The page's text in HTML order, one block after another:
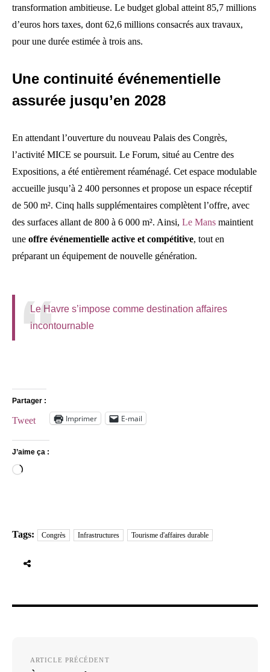
transformation ambitieuse. Le budget global atteint 85,7 millions
d’euros hors taxes, dont 62,6 millions consacrés aux travaux,
pour une durée estimée à trois ans.
Une continuité événementielle
assurée jusqu’en 2028
En attendant l’ouverture du nouveau Palais des Congrès,
l’activité MICE se poursuit. Le Forum, situé au Centre des
Expositions, a été entièrement réaménagé. Cet espace modulable
accueille jusqu’à 2 400 personnes et propose un espace réceptif
de 500 m². Cinq halls supplémentaires complètent l’offre, avec
des surfaces allant de 800 à 6 000 m². Ainsi, Le Mans maintient
une offre événementielle active et compétitive, tout en
préparant un équipement de nouvelle génération.
Le Havre s’impose comme destination affaires
incontournable
Partager :
Tweet Imprimer E-mail
J’aime ça :
Chargement…
Tags: Congrès Infrastructures Tourisme d'affaires durable
ARTICLE PRÉCÉDENT